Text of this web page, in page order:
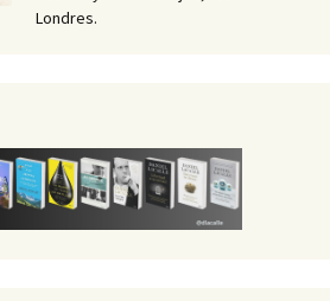
Londres.